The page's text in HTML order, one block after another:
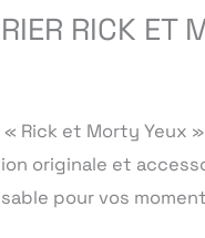
RICK ET
« Rick et Morty Yeux
originale et
pour vos